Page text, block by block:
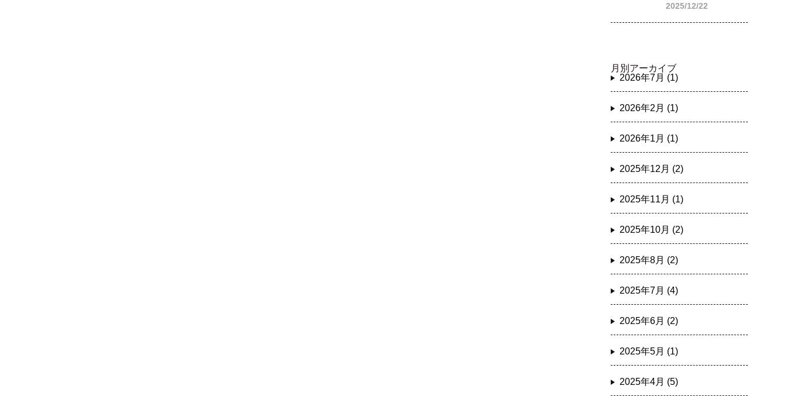
2025/12/22
月別アーカイブ
2026年7月 (1)
2026年2月 (1)
2026年1月 (1)
2025年12月 (2)
2025年11月 (1)
2025年10月 (2)
2025年8月 (2)
2025年7月 (4)
2025年6月 (2)
2025年5月 (1)
2025年4月 (5)